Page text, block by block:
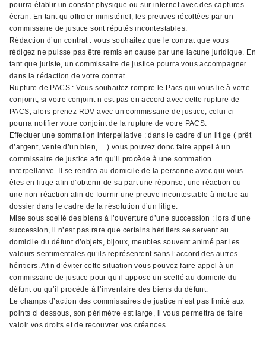
pourra établir un constat physique ou sur internet avec des captures
écran. En tant qu’officier ministériel, les preuves récoltées par un
commissaire de justice sont réputés incontestables.
Rédaction d’un contrat : vous souhaitez que le contrat que vous
rédigez ne puisse pas être remis en cause par une lacune juridique. En
tant que juriste, un commissaire de justice pourra vous accompagner
dans la rédaction de votre contrat.
Rupture de PACS : Vous souhaitez rompre le Pacs qui vous lie à votre
conjoint, si votre conjoint n’est pas en accord avec cette rupture de
PACS, alors prenez RDV avec un commissaire de justice, celui-ci
pourra notifier votre conjoint de la rupture de votre PACS.
Effectuer une sommation interpellative : dans le cadre d’un litige ( prêt
d’argent, vente d’un bien, …) vous pouvez donc faire appel à un
commissaire de justice afin qu’il procède à une sommation
interpellative. Il se rendra au domicile de la personne avec qui vous
êtes en litige afin d’obtenir de sa part une réponse, une réaction ou
une non-réaction afin de fournir une preuve incontestable à mettre au
dossier dans le cadre de la résolution d’un litige.
Mise sous scellé des biens à l’ouverture d’une succession : lors d’une
succession, il n’est pas rare que certains héritiers se servent au
domicile du défunt d’objets, bijoux, meubles souvent animé par les
valeurs sentimentales qu’ils représentent sans l’accord des autres
héritiers. Afin d’éviter cette situation vous pouvez faire appel à un
commissaire de justice pour qu’il appose un scellé au domicile du
défunt ou qu’il procède à l’inventaire des biens du défunt.
Le champs d’action des commissaires de justice n’est pas limité aux
points ci dessous, son périmètre est large, il vous permettra de faire
valoir vos droits et de recouvrer vos créances.